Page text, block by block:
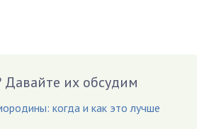
Давайте их обсудим
когда и как это лучше